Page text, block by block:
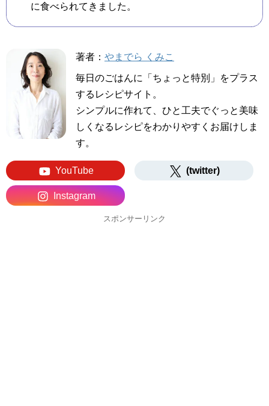
に食べられてきました。
著者： やまでら くみこ
毎日のごはんに「ちょっと特別」をプラス
するレシピサイト。
シンプルに作れて、ひと工夫でぐっと美味
しくなるレシピをわかりやすくお届けしま
す。
YouTube (twitter)
Instagram
スポンサーリンク